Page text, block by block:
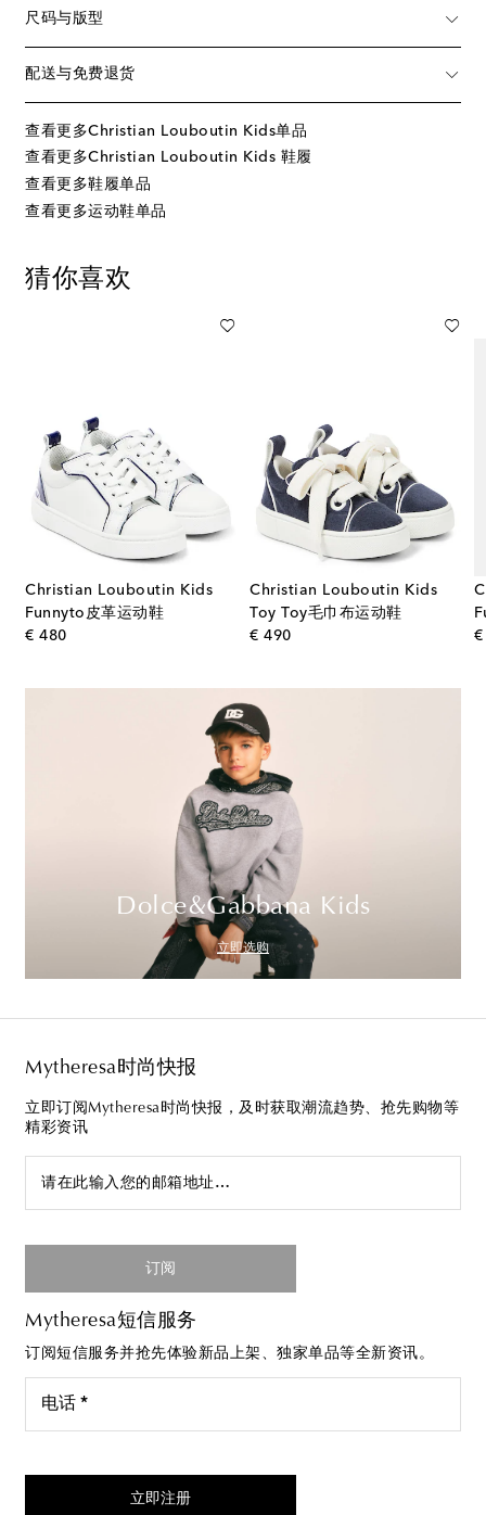
尺码与版型
配送与免费退货
查看更多Christian Louboutin Kids单品
查看更多Christian Louboutin Kids 鞋履
查看更多鞋履单品
查看更多运动鞋单品
猜你喜欢
Christian Louboutin Kids
Funnyto皮革运动鞋
€ 480original price
Christian Louboutin Kids
Toy Toy毛巾布运动鞋
€ 490original price
€
Dolce&Gabbana Kids
立即选购
Mytheresa时尚快报
立即订阅Mytheresa时尚快报，及时获取潮流趋势、抢先购物等
精彩资讯
请在此输入您的邮箱地址…
订阅
Mytheresa短信服务
订阅短信服务并抢先体验新品上架、独家单品等全新资讯。
电话 *
立即注册